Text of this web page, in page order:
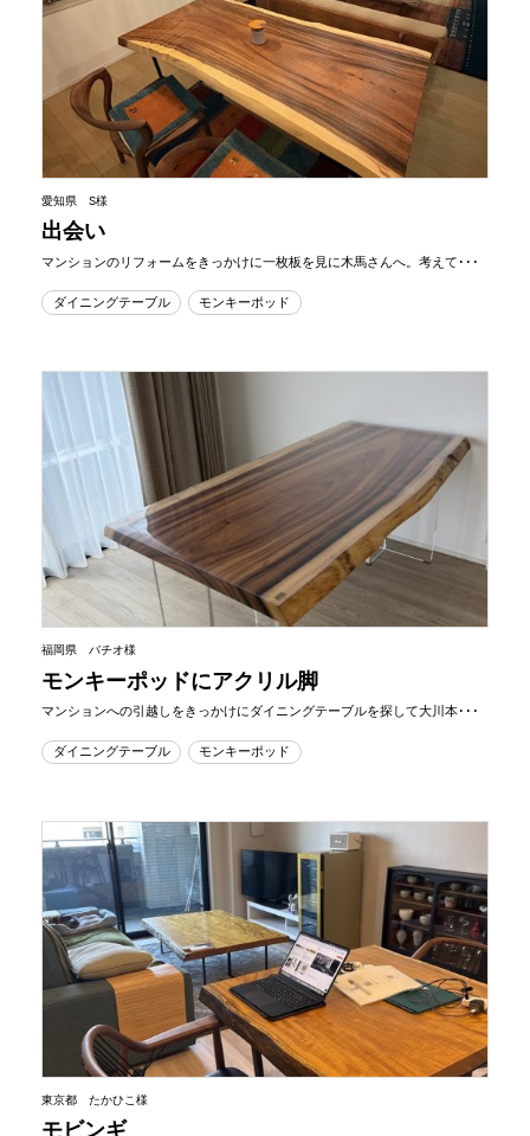
愛知県 S様
出会い
マンションのリフォームをきっかけに一枚板を見に木馬さんへ。考えて･･･
ダイニングテーブル モンキーポッド
福岡県 バチオ様
モンキーポッドにアクリル脚
マンションへの引越しをきっかけにダイニングテーブルを探して大川本･･･
ダイニングテーブル モンキーポッド
東京都 たかひこ様
モビンギ